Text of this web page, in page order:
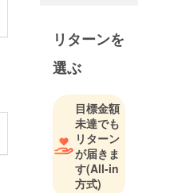
○血液型
リターンを
選ぶ
目標金額
未達でも
リターン
が届きま
す(All-in
方式)